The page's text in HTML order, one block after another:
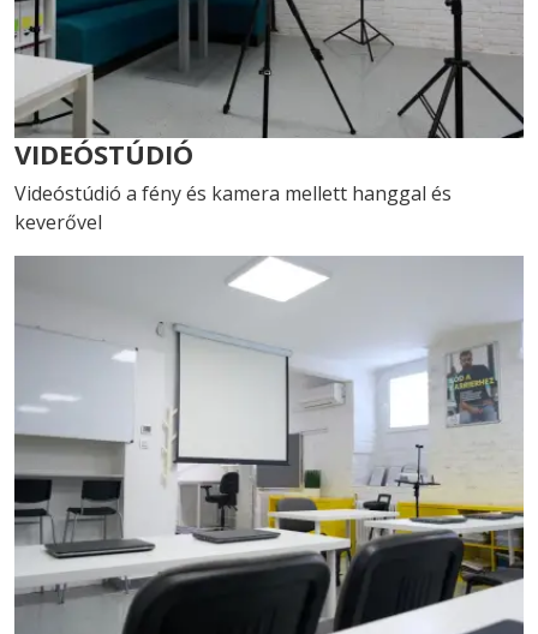
VIDEÓSTÚDIÓ
Videóstúdió a fény és kamera mellett hanggal és
keverővel